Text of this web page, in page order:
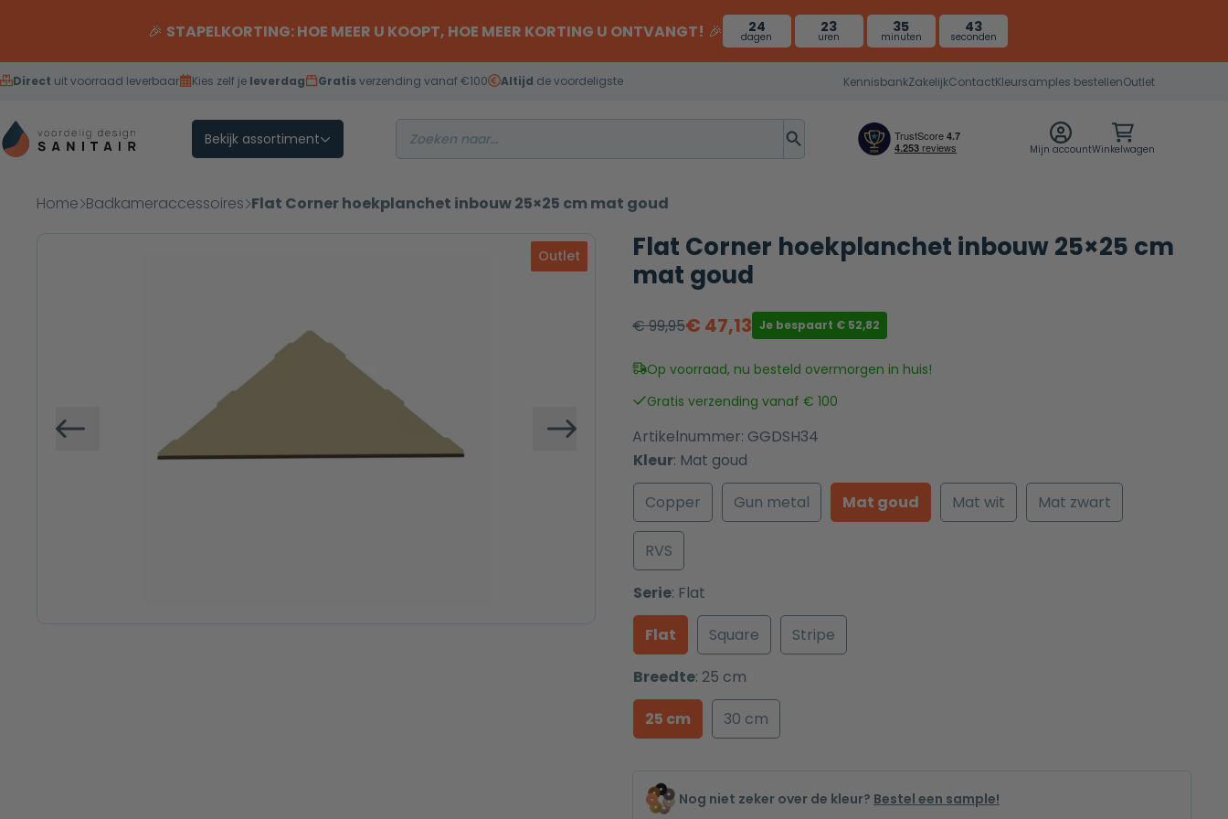
🎉 STAPELKORTING: HOE MEER U KOOPT, HOE MEER KORTING U ONTVANGT! 🎉 24
dagen
23
uren
35
minuten
42
seconden
Direct uit voorraad leverbaar Kies zelf je leverdag Gratisverzending vanaf €100 Altijd de voordeligste KennisbankZakelijkContactKleursamples bestellenOutlet
Bekijk assortiment
Mijn accountWinkelwagen
Home Badkameraccessoires Flat Corner hoekplanchet inbouw 25×25 cm mat goud
Outlet
Vorige Volgende
Flat Corner hoekplanchet inbouw 25×25 cm
mat goud
€99,95
Oorspronkelijke
prijs
was:
€ 99,95.
€ 47,13
Huidige
prijs
is:
€ 47,13.
Je bespaart €52,82
Op voorraad, nu besteld overmorgen in huis!
Gratis verzending vanaf € 100
Artikelnummer: GGDSH34
Kleur: Mat goud
Copper
Gun metal Mat goud Mat wit Mat zwart
RVS
Serie: Flat
Flat
Square
Stripe
Breedte: 25 cm
25 cm
30 cm
Nog niet zeker over de kleur? Bestel een sample!